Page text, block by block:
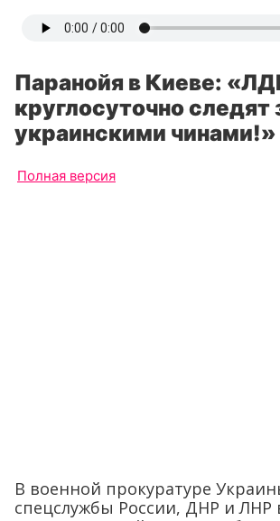
Паранойя в Киеве:
круглосуточно следят
украинскими чинами!»
Полная версия
В военной прокуратуре
спецслужбы России, ДНР и ЛНР